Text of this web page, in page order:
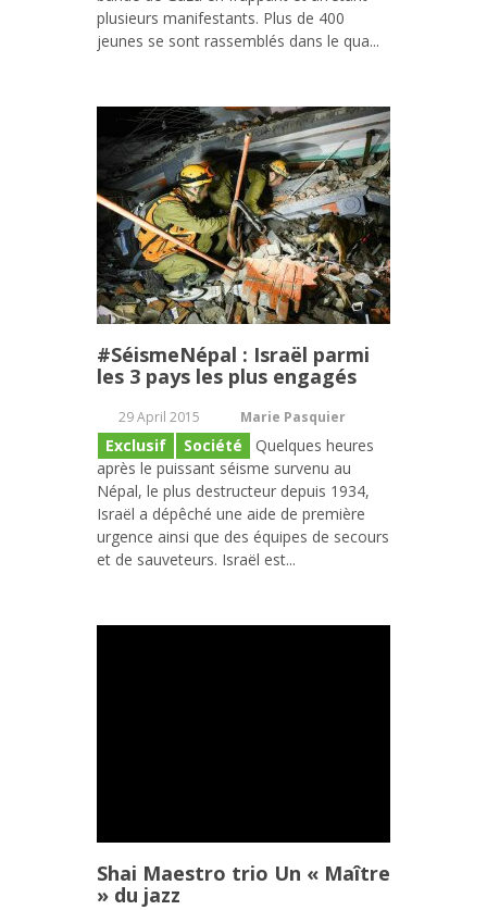
plusieurs manifestants. Plus de 400
jeunes se sont rassemblés dans le qua...
#SéismeNépal : Israël parmi
les 3 pays les plus engagés
29 April 2015 Marie Pasquier
Exclusif Société
Quelques heures
après le puissant séisme survenu au
Népal, le plus destructeur depuis 1934,
Israël a dépêché une aide de première
urgence ainsi que des équipes de secours
et de sauveteurs. Israël est...
Shai Maestro trio Un « Maître
» du jazz